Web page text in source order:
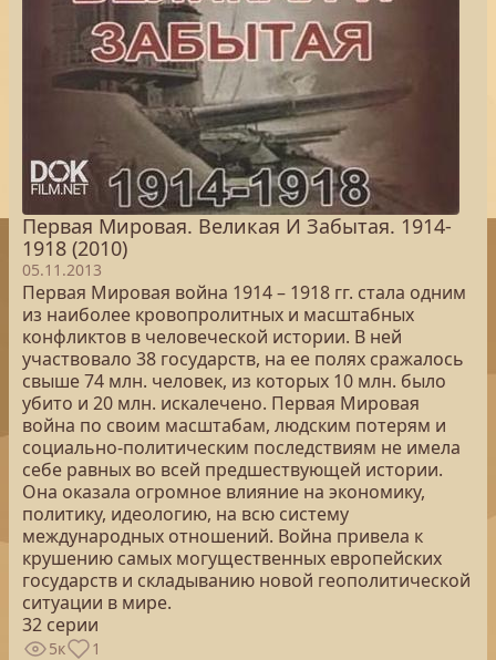
Первая Мировая. Великая И Забытая. 1914-
1918 (2010)
05.11.2013
Первая Мировая война 1914 – 1918 гг. стала одним
из наиболее кровопролитных и масштабных
конфликтов в человеческой истории. В ней
участвовало 38 государств, на ее полях сражалось
свыше 74 млн. человек, из которых 10 млн. было
убито и 20 млн. искалечено. Первая Мировая
война по своим масштабам, людским потерям и
социально-политическим последствиям не имела
себе равных во всей предшествующей истории.
Она оказала огромное влияние на экономику,
политику, идеологию, на всю систему
международных отношений. Война привела к
крушению самых могущественных европейских
государств и складыванию новой геополитической
ситуации в мире.
32 серии
5к 1